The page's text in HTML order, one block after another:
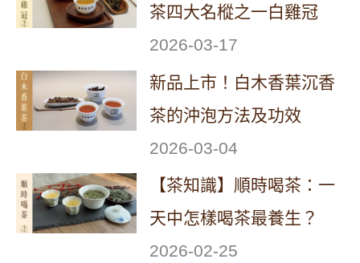
茶四大名樅之一白雞冠
2026-03-17
新品上市！白木香葉沉香
茶的沖泡方法及功效
2026-03-04
【茶知識】順時喝茶：一
天中怎樣喝茶最養生？
2026-02-25